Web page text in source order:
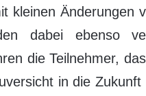
kleinen Änderungen
dabei ebenso
die Teilnehmer,
in die